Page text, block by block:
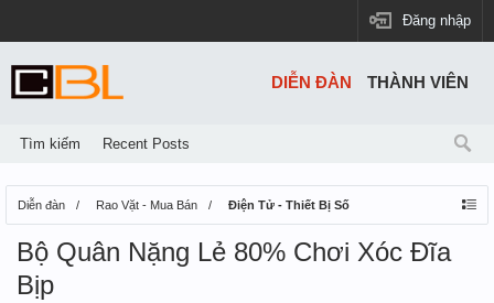
Đăng nhập
Diễn đàn Rao Vặt - Mua Bán Điện Tử - Thiết Bị Số
Bộ Quân Nặng Lẻ 80% Chơi Xóc Đĩa
Bịp
DIỄN ĐÀN
Tìm kiếm Recent Posts
THÀNH VIÊN